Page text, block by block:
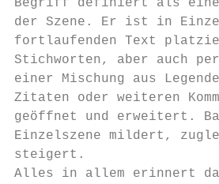
Begriff definiert als
der Szene. Er ist in
fortlaufenden Text
Stichworten, aber auch
einer Mischung aus
Zitaten oder weiteren
geöffnet und erweitert.
Einzelszene mildert,
steigert.
Alles in allem erinnert